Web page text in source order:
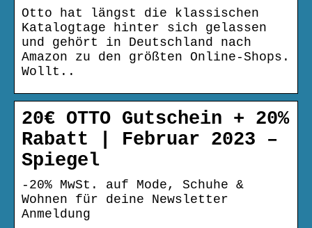
Otto hat längst die klassischen
Katalogtage hinter sich gelassen
und gehört in Deutschland nach
Amazon zu den größten Online-Shops.
Wollt..
20€ OTTO Gutschein + 20%
Rabatt | Februar 2023 –
Spiegel
-20% MwSt. auf Mode, Schuhe &
Wohnen für deine Newsletter
Anmeldung